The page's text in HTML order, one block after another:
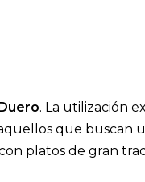
. La utilización
que buscan
platos de gran